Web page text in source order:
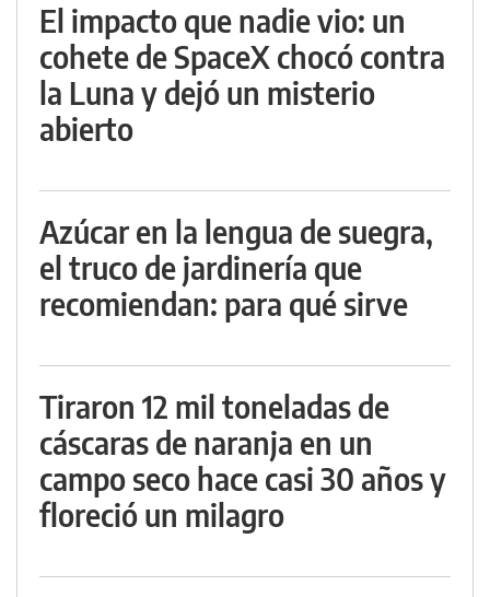
El impacto que nadie vio: un
cohete de SpaceX chocó contra
la Luna y dejó un misterio
abierto
Azúcar en la lengua de suegra,
el truco de jardinería que
recomiendan: para qué sirve
Tiraron 12 mil toneladas de
cáscaras de naranja en un
campo seco hace casi 30 años y
floreció un milagro